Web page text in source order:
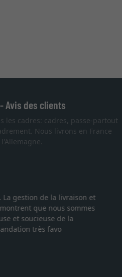
Avis des clients
les cadres: cadres, passe-partout
Nous livrons en France
un cadre sur mesure pour
je suis tombée sur ce site.
sont au rendez vous. Emballage
et livraison dans les temps.